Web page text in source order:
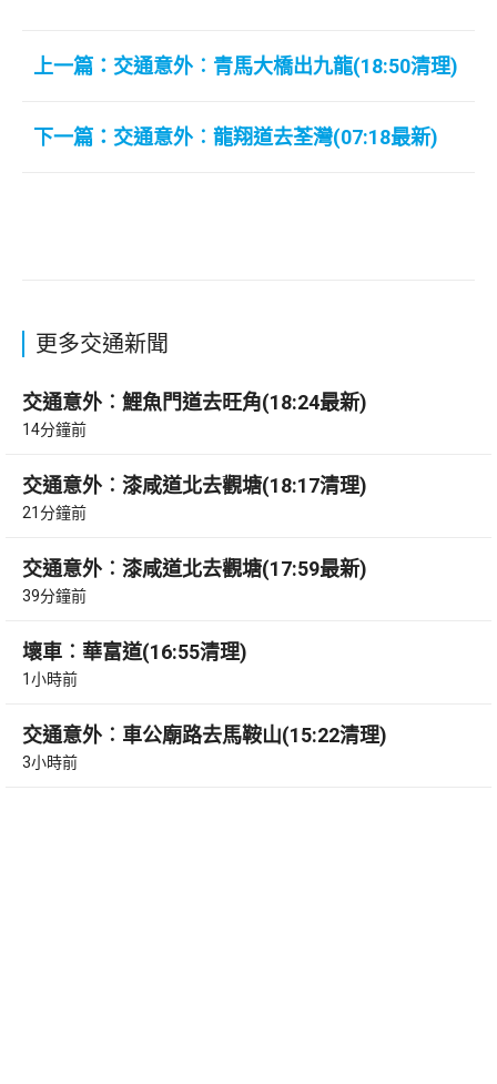
上一篇：交通意外︰青馬大橋出九龍(18:50清理)
下一篇：交通意外︰龍翔道去荃灣(07:18最新)
更多交通新聞
交通意外︰鯉魚門道去旺角(18:24最新)
14分鐘前
交通意外︰漆咸道北去觀塘(18:17清理)
21分鐘前
交通意外︰漆咸道北去觀塘(17:59最新)
39分鐘前
壞車︰華富道(16:55清理)
1小時前
交通意外︰車公廟路去馬鞍山(15:22清理)
3小時前